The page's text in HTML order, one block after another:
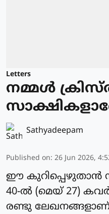
Letters
നമ്മൾ
Sathyadeepam
Published on: 26 Jun 2026,
ഈ കുറിപ്പെഴുതാൻ
40-ൽ (മെയ് 27)
രണ്ടു